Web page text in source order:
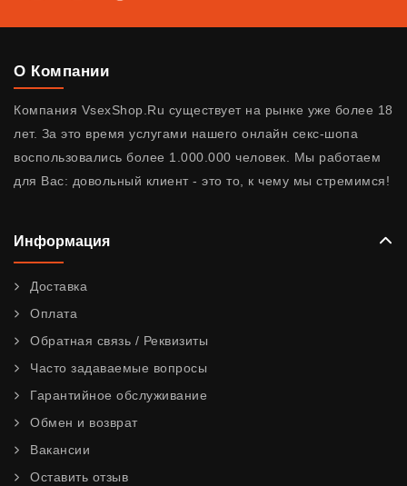
О Компании
Компания VsexShop.Ru существует на рынке уже более 18
лет. За это время услугами нашего онлайн секс-шопа
воспользовались более 1.000.000 человек. Мы работаем
для Вас: довольный клиент - это то, к чему мы стремимся!
Информация
Доставка
Оплата
Обратная связь / Реквизиты
Часто задаваемые вопросы
Гарантийное обслуживание
Обмен и возврат
Вакансии
Оставить отзыв